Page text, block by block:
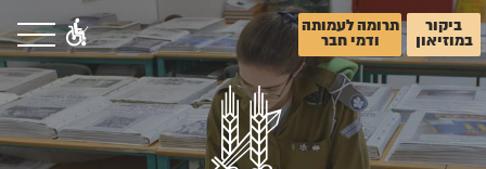
ביקור
במוזיאון
תרומה לעמותה
ודמי חבר